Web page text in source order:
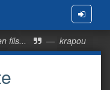
Menu
fils... — krapou